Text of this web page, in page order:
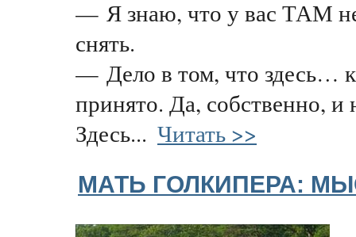
— Я знаю, что у вас ТАМ
снять.
— Дело в том, что здесь…
принято. Да, собственно, и
Здесь... Читать >>
МАТЬ ГОЛКИПЕРА: